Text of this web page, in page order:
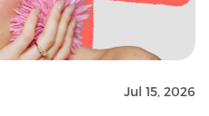
Jul 15, 2026